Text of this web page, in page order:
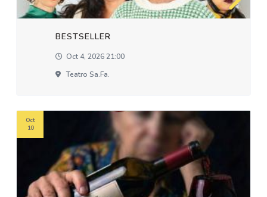
BESTSELLER
Oct 4, 2026 21:00
Teatro Sa.fa.
Oct
10